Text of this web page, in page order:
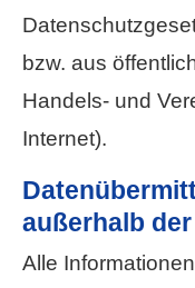
bzw. aus
Handels- und
Internet).
außerhalb der
Alle